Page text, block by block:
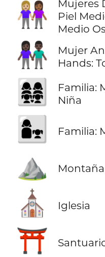
👩🏼‍🤝‍👩🏾
Mujeres
Piel
Medio
👫🏿
Mujer
Hands:
👩‍👩‍👧‍👧
Familia:
Niña
👩‍👧 Familia:
⛰️ Montaña
⛪ Iglesia
⛩️